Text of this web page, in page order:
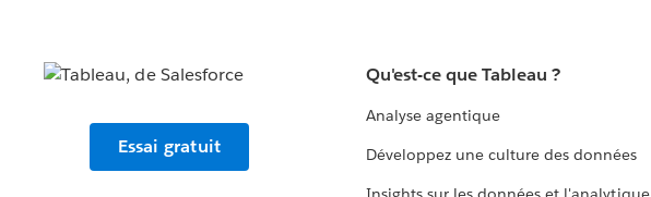
Essai gratuit
Qu'est-ce que Tableau ?
Analyse agentique
Développez une culture des données